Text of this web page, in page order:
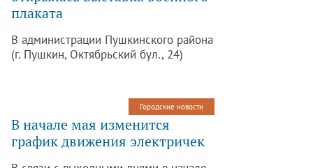
плаката
В администрации Пушкинского района
(г. Пушкин, Октябрьский бул., 24)
Отечественной войны 1941—1945 гг.
Городские новости
В начале мая изменится
график движения электричек